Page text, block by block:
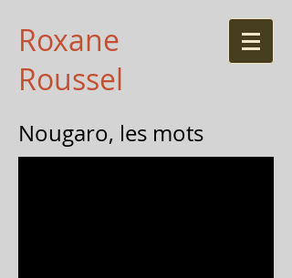
Roxane
Roussel
Nougaro, les mots